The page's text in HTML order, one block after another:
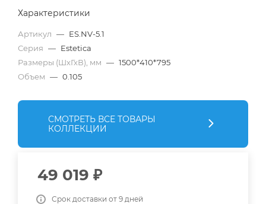
Характеристики
Артикул — ES.NV-5.1
Серия — Estetica
Размеры (ШхГхВ), мм — 1500*410*795
Объем — 0.105
СМОТРЕТЬ ВСЕ ТОВАРЫ
КОЛЛЕКЦИИ
49 019 ₽
Срок доставки от 9 дней